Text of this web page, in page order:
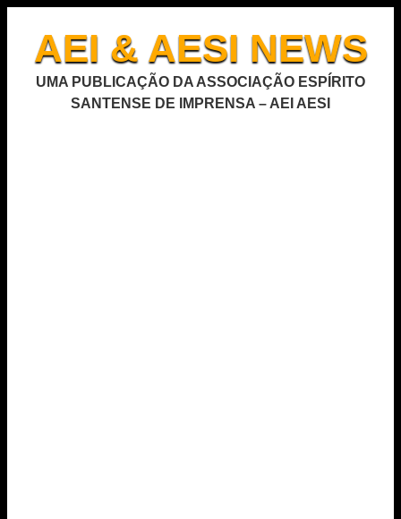
AEI & AESI NEWS
UMA PUBLICAÇÃO DA ASSOCIAÇÃO ESPÍRITO
SANTENSE DE IMPRENSA – AEI AESI